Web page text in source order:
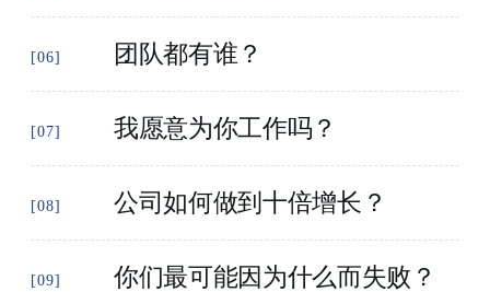
[06] 团队都有谁？
[07] 我愿意为你工作吗？
[08] 公司如何做到十倍增长？
[09] 你们最可能因为什么而失败？